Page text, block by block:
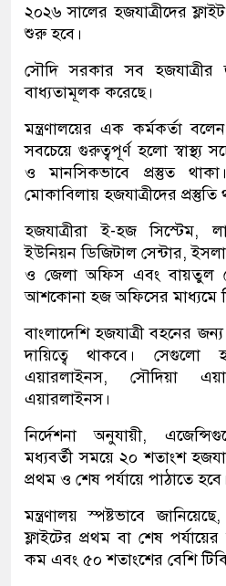
২০২৬ সালের হজযাত্রীদের
শুরু হবে।
সৌদি সরকার সব হজযাত্রীর
বাধ্যতামূলক করেছে।
মন্ত্রণালয়ের এক কর্মকর্তা
সবচেয়ে গুরুত্বপূর্ণ হলো স্বাস্থ্য
ও মানসিকভাবে প্রস্তুত
মোকাবিলায় হজযাত্রীদের
হজযাত্রীরা ই-হজ সিস্টেম,
ইউনিয়ন ডিজিটাল সেন্টার,
ও জেলা অফিস এবং
আশকোনা হজ অফিসের মাধ্যমে
বাংলাদেশি হজযাত্রী বহনের
দায়িত্বে থাকবে। সেগুলো
এয়ারলাইনস, সৌদিয়া
এয়ারলাইনস।
নির্দেশনা অনুযায়ী,
মধ্যবর্তী সময়ে ২০ শতাংশ
প্রথম ও শেষ পর্যায়ে পাঠাতে হবে।
মন্ত্রণালয় স্পষ্টভাবে
ফ্লাইটের প্রথম বা শেষ
কম এবং ৫০ শতাংশের বেশি